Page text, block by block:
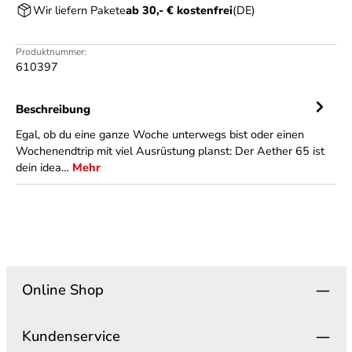
Wir liefern Paketeab 30,- € kostenfrei(DE)
Produktnummer:
610397
Beschreibung
Egal, ob du eine ganze Woche unterwegs bist oder einen
Wochenendtrip mit viel Ausrüstung planst: Der Aether 65 ist
dein idea… Mehr
Online Shop
Kundenservice